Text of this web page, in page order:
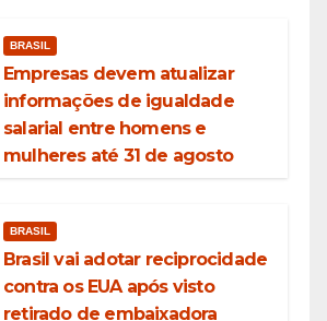
BRASIL
Empresas devem atualizar
informações de igualdade
salarial entre homens e
mulheres até 31 de agosto
BRASIL
Brasil vai adotar reciprocidade
contra os EUA após visto
retirado de embaixadora